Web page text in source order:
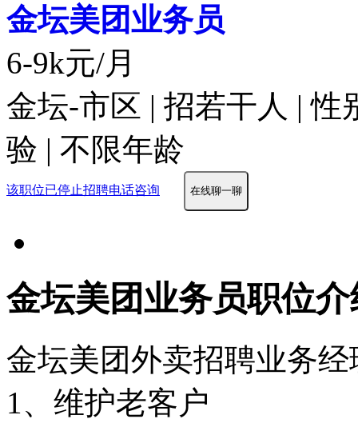
金坛美团业务员
6-9k元/月
金坛-市区 | 招若干人 | 性
验 | 不限年龄
该职位已停止招聘电话咨询 在线聊一聊
金坛美团业务员职位介
金坛美团外卖招聘业务
1、维护老客户